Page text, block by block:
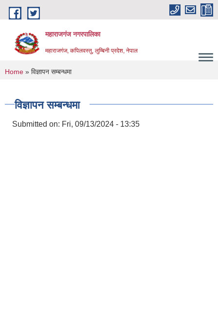
Skip to main content
महाराजगंज नगरपालिका
महाराजगंज, कपिलवस्तु, लुम्बिनी प्रदेश, नेपाल
You are here
Home » विज्ञापन सम्बन्धमा
विज्ञापन सम्बन्धमा
Submitted on: Fri, 09/13/2024 - 13:35